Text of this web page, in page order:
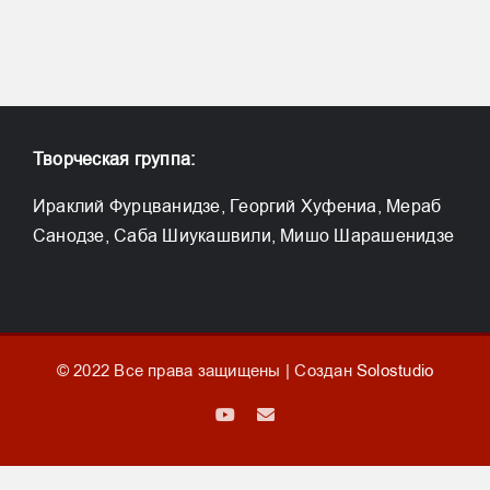
Творческая группа:
Ираклий Фурцванидзе, Георгий Хуфениа, Мераб
Санодзе, Саба Шиукашвили, Мишо Шарашенидзе
© 2022 Все права защищены | Создан Solostudio
YouTubeEmail